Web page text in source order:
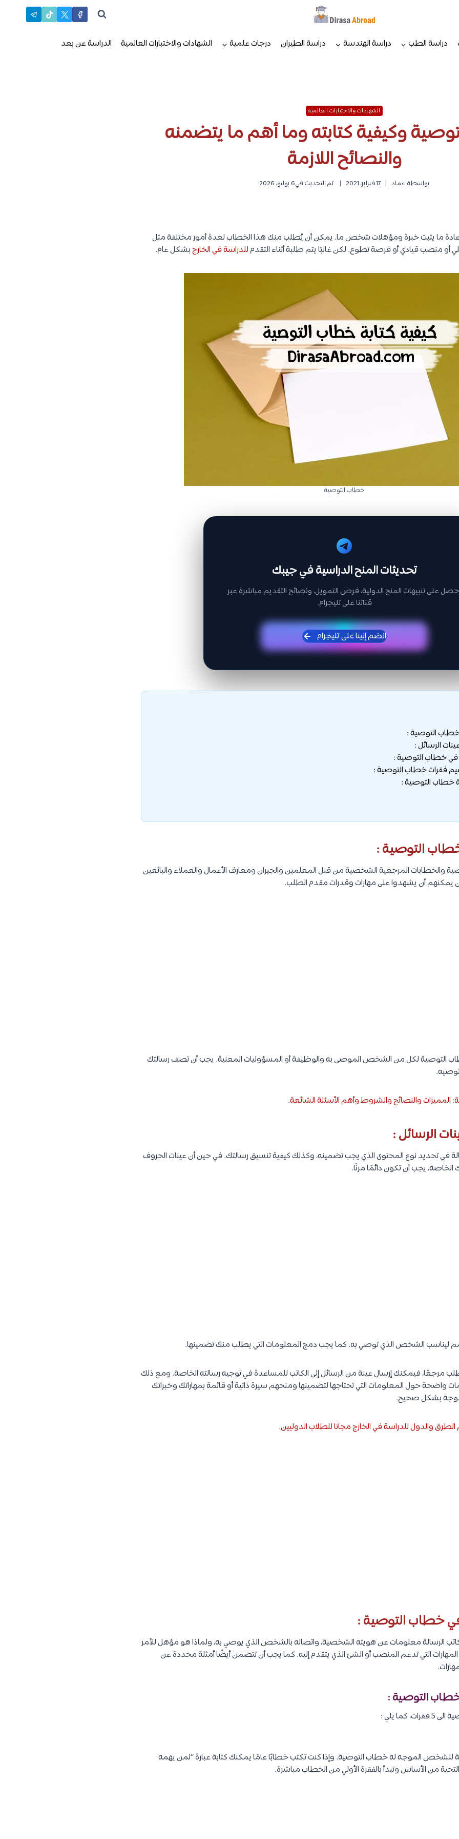
دراسة الطب دراسة الهندسة دراسة الطيران درجات علمية الشهادات والاختبارات العالمية الدراسة عن بعد
الشهادات والاختبارات العالمية
وكيفية كتابته وما أهم ما يتضمنه
والنصائح اللازمة
بواسطة عماد 17 فبراير، 2021 تم التحديث في6 يوليو، 2026
ما يثبت خبرة ومؤهلات شخص ما. يمكن أن يُطلب منك هذا الخطاب لعدة أمور مختلفة مثل
أو منصب قيادي أو فرصة تطوع. لكن غالبًا يتم طلبة أثناء التقدمللدراسة في الخارجبشكل عام.
خطاب التوصية
تحديثات المنح الدراسية في جيبك
على تنبيهات المنح الدولية، فرص التمويل، ونصائح التقديم مباشرة عبر
قناتنا على تليجرام.
انضم إلينا على تليجرام
التوصية :
الرسائل :
خطاب التوصية :
فقرات خطاب التوصية :
خطاب التوصية :
التوصية :
والخطابات المرجعية الشخصية من قبل المعلمين والجيران ومعارف الأعمال والعملاء والبائعين
يمكنهم أن يشهدوا على مهارات وقدرات مقدم الطلب.
التوصية لكل من الشخص الموصى به والوظيفة أو المسؤوليات المعنية. يجب أن تصف رسالتك
المميزات والنصائح والشروط وأهم الأسئلة الشائعة.
الرسائل :
في تحديد نوع المحتوى الذي يجب تضمينه، وكذلك كيفية تنسيق رسالتك. في حين أن عينات الحروف
الخاصة، يجب أن تكون دائمًا مرنًا.
الشخص الذي توصي به. كما يجب دمج المعلومات التي يطلب منك تضمينها.
مرجعًا، فيمكنك إرسال عينة من الرسائل إلى الكاتب للمساعدة في توجيه رسالته الخاصة. ومع ذلك
واضحة حول المعلومات التي تحتاجها لتضمينها ومنحهم سيرة ذاتية أو قائمة بمهاراتك وخبراتك
بشكل صحيح.
الطرق والدول للدراسة في الخارج مجانا للطلاب الدوليين.
خطاب التوصية :
الرسالة معلومات عن هويته الشخصية، واتصاله بالشخص الذي يوصي به، ولماذا هو مؤهل للأمر
المهارات التي تدعم المنصب أو الشئ الذي يتقدم إليه. كما يجب أن تتضمن أيضًا أمثلة محددة عن
التوصية :
كما يلي :
للشخص الموجه له خطاب التوصية. وإذا كنت تكتب خطابًا عامًا يمكنك كتابة عبارة “لمن يهمه
من الأساس وتبدأ بالفقرة الأولي من الخطاب مباشرة.